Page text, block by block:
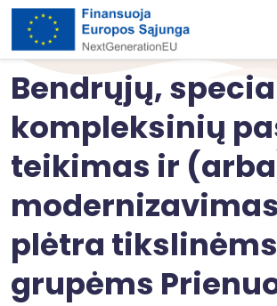
Bendrųjų,
kompleksinių
teikimas ir
plėtra tikslinėms
grupėms